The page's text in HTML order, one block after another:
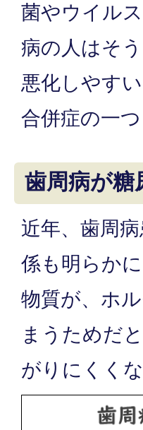
菌やウイル
病の人はそ
悪化しやす
合併症の一
歯周病が糖
近年、歯周
係も明らか
物質が、ホ
まうためだ
がりにくく